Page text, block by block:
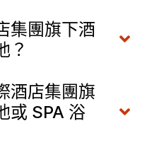
集團旗下酒
？
酒店集團旗
或 SPA 浴